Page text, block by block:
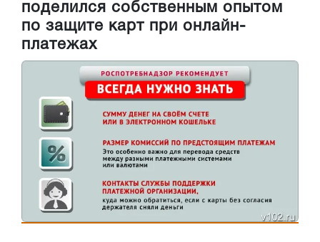
поделился собственным опытом
по защите карт при онлайн-
платежах